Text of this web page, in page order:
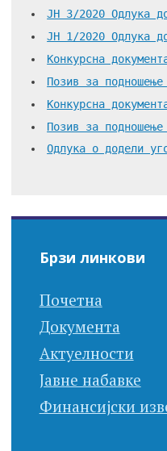
ЈН 3/2020 Одлука
ЈН 1/2020 Одлука
Конкурсна
Позив за
Конкурсна
Позив за
Одлука о додели
Брзи линкови
Почетна
Документа
Актуелности
Јавне набавке
Финансијски